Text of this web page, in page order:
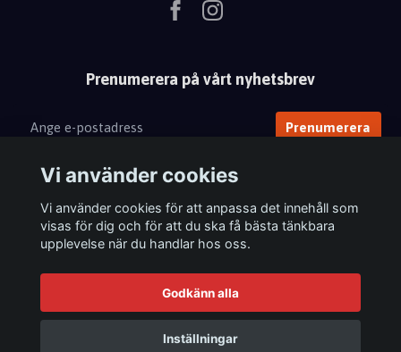
Prenumerera på vårt nyhetsbrev
Prenumerera
© 2026 Femix
Vi använder cookies
Vi använder cookies för att anpassa det innehåll som
visas för dig och för att du ska få bästa tänkbara
upplevelse när du handlar hos oss.
Godkänn alla
Inställningar